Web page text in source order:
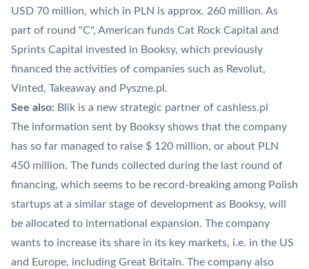
USD 70 million, which in PLN is approx. 260 million. As
part of round "C", American funds Cat Rock Capital and
Sprints Capital invested in Booksy, which previously
financed the activities of companies such as Revolut,
Vinted, Takeaway and Pyszne.pl.
See also: Blik is a new strategic partner of cashless.pl
The information sent by Booksy shows that the company
has so far managed to raise $ 120 million, or about PLN
450 million. The funds collected during the last round of
financing, which seems to be record-breaking among Polish
startups at a similar stage of development as Booksy, will
be allocated to international expansion. The company
wants to increase its share in its key markets, i.e. in the US
and Europe, including Great Britain. The company also